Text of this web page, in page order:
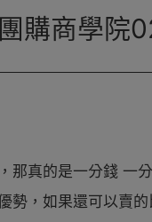
團購商學院
那真的是一分錢 一分
勢，如果還可以賣